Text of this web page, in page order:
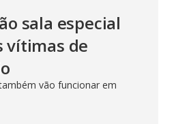
sala especial
vítimas de
vão funcionar em